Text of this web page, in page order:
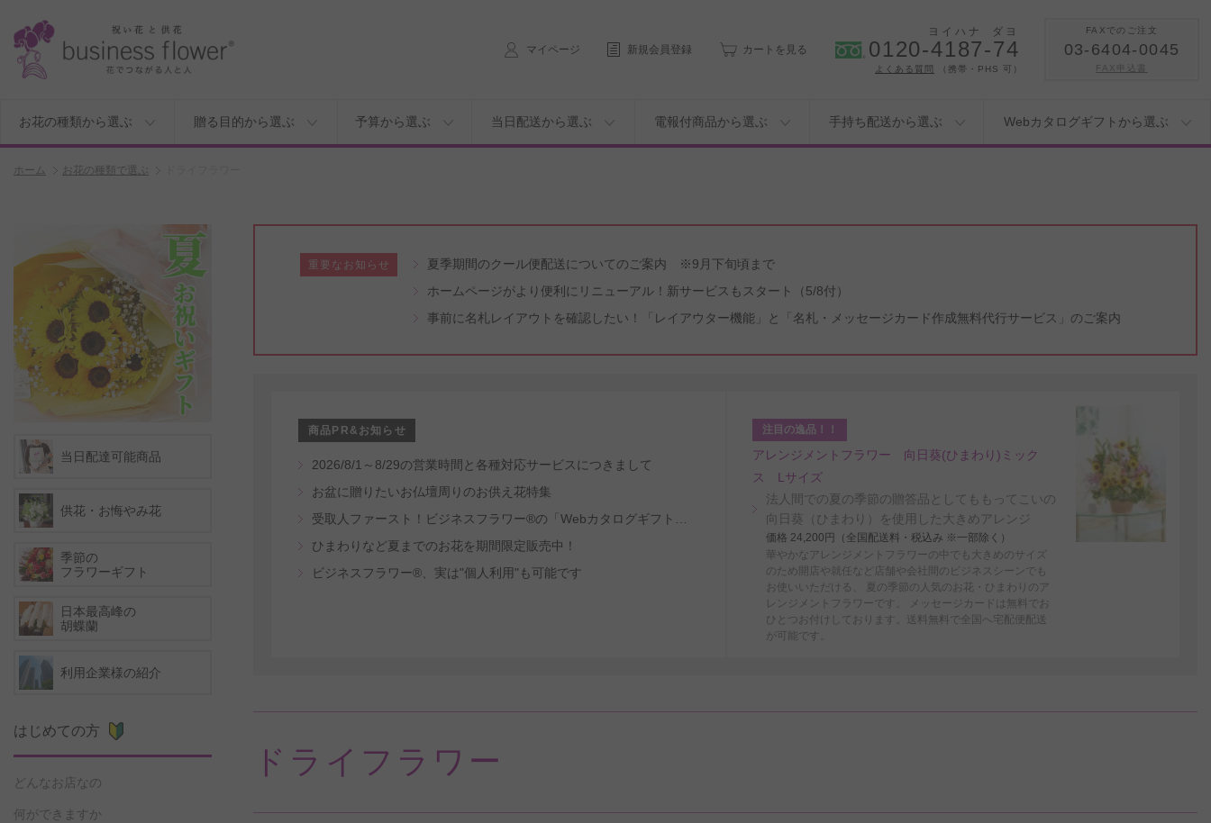
マイページ 新規会員登録 カートを見る
ヨイハナ ダヨ
0120-4187-74
よくある質問 （携帯・PHS 可）
FAXでのご注文
03-6404-0045
FAX申込書
お花の種類から選ぶ 贈る目的から選ぶ 予算から選ぶ 当日配送から選ぶ 電報付商品から選ぶ 手持ち配送から選ぶ Webカタログギフトから選ぶ
ホーム お花の種類で選ぶ
重要なお知らせ
夏季期間のクール便配送についてのご案内 ※9月下旬頃まで
ホームページがより便利にリニューアル！新サービスもスタート（5/8付）
事前に名札レイアウトを確認したい！「レイアウター機能」と「名札・メッセージカード作成無料代行サービス」のご案内
商品PR&お知らせ
2026/8/1～8/29の営業時間と各種対応サービスにつきまして
お盆に贈りたいお仏壇周りのお供え花特集
ひまわりなど夏までのお花を期間限定販売中！
ビジネスフラワー®、実は"個人利用"も可能です
注目の逸品！！
アレンジメントフラワー 向日葵(ひまわり)ミック
ス Lサイズ
法人間での夏の季節の贈答品としてももってこいの
向日葵（ひまわり）を使用した大きめアレンジ
価格 24,200円（全国配送料・税込み ※一部除く）
華やかなアレンジメントフラワーの中でも大きめのサイズ
のため開店や就任など店舗や会社間のビジネスシーンでも
お使いいただける、 夏の季節の人気のお花・ひまわりのア
レンジメントフラワーです。 メッセージカードは無料でお
ひとつお付けしております。送料無料で全国へ宅配便配送
が可能です。
ドライフラワー
当日配達可能商品
供花・お悔やみ花
季節の
フラワーギフト
日本最高峰の
胡蝶蘭
利用企業様の紹介
はじめての方
どんなお店なの
何ができますか